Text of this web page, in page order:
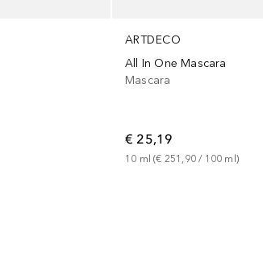
ARTDECO
All In One Mascara
Mascara
€ 25,19
10 ml (€ 251,90 / 100 ml)